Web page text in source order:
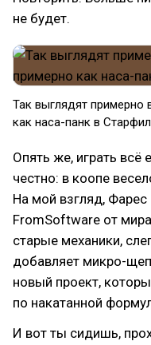
не будет.
Так выглядят примерно
как наса-панк в
Опять же, играть всё
честно: в коопе
На мой взгляд, Фарес
FromSoftware от
старые механики,
добавляет микро-
новый проект,
по накатанной
И вот ты сидишь,